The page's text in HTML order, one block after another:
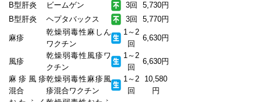
B型肝炎
ビームゲン 3回
5,730円
B型肝炎
ヘプタバックス 3回 5,770円
麻疹
乾燥弱毒性麻しん
ワクチン
1～2
回
6,630円
風疹
乾燥弱毒性風疹ワ
クチン
1～2
回
6,630円
麻疹風疹
混合
乾燥弱毒性麻疹風
疹混合ワクチン
1～2
回
10,580
円